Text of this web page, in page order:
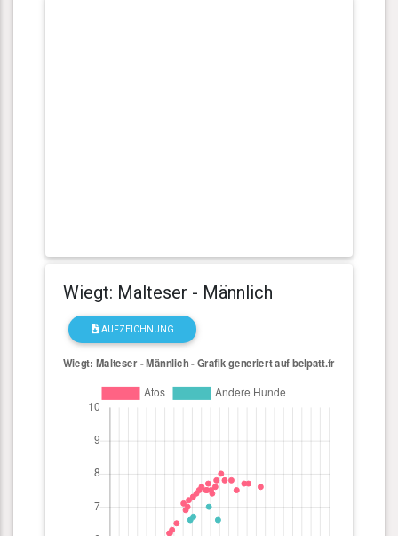
Wiegt: Malteser - Männlich
AUFZEICHNUNG